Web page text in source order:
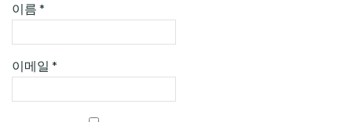
이름 *
이메일 *